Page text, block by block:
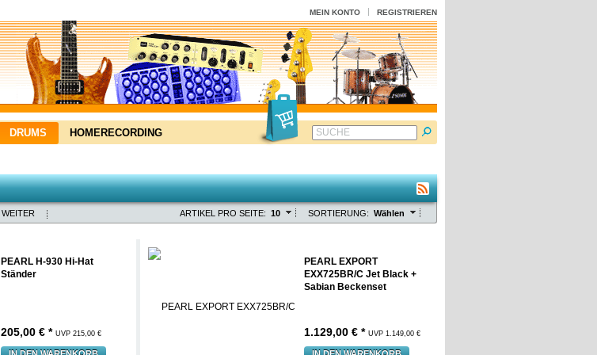
MEIN KONTO REGISTRIEREN
DRUMS HOMERECORDING SUCHE
WEITER SORTIERUNG: Wählen
ARTIKEL PRO SEITE: 10
PEARL H-930 Hi-Hat
Ständer
205,00 € * UVP 215,00 €
PEARL EXPORT
EXX725BR/C Jet Black +
Sabian Beckenset
1.129,00 € * UVP 1.149,00 €